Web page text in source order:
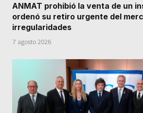
ANMAT prohibió la venta de un
ordenó su retiro urgente del
irregularidades
7 agosto 2026